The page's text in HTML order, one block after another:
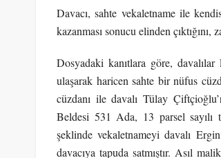
Davacı, sahte vekaletname ile
kazanması sonucu elinden çıktığını,
Dosyadaki kanıtlara göre,
ulaşarak haricen sahte bir nüfus
cüzdanı ile davalı Tülay
Beldesi 531 Ada, 13 parsel sayılı
şeklinde vekaletnameyi davalı
davacıya tapuda satmıştır. Asıl